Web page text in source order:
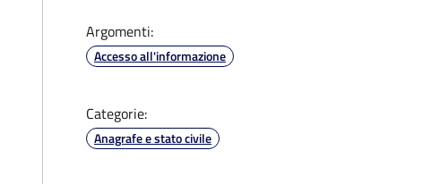
Argomenti:
Accesso all'informazione
Categorie:
Anagrafe e stato civile